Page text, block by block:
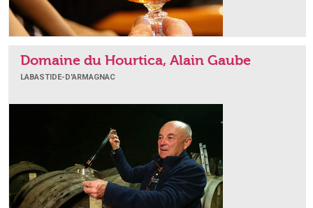
Domaine du Hourtica, Alain Gaube
LABASTIDE-D'ARMAGNAC